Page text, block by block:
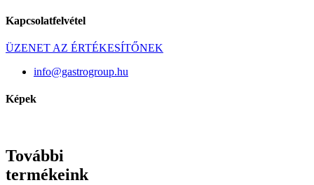
Kapcsolatfelvétel
ÜZENET AZ ÉRTÉKESÍTŐNEK
info@gastrogroup.hu
Képek
További
termékeink